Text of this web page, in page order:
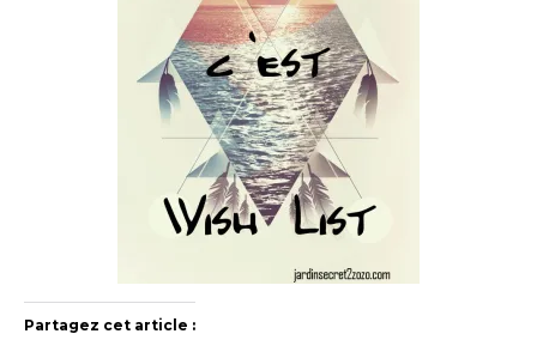
Partagez cet article :